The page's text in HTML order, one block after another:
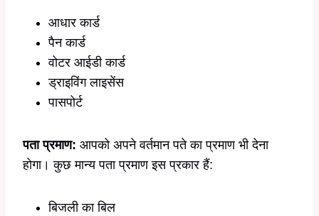
आधार कार्ड
पैन कार्ड
वोटर आईडी कार्ड
ड्राइविंग लाइसेंस
पासपोर्ट
पता प्रमाण: आपको अपने वर्तमान पते का प्रमाण भी देना
होगा। कुछ मान्य पता प्रमाण इस प्रकार हैं:
बिजली का बिल